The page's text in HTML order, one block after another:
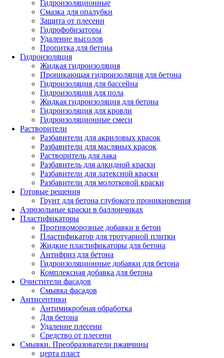
Гидроизоляционные
Смазка для опалубки
Защита от плесени
Гидрофобизаторы
Удаление высолов
Пропитка для бетона
Гидроизоляция
Жидкая гидроизоляция
Проникающая гидроизоляция для бетона
Гидроизоляция для бассейна
Гидроизоляция для пола
Жидкая гидроизоляция для бетона
Гидроизоляция для кровли
Гидроизоляционные смеси
Растворители
Разбавители для акриловых красок
Разбавители для масляных красок
Растворитель для лака
Разбавитель для алкидной краски
Разбавители для латексной краски
Разбавители для молотковой краски
Готовые решения
Грунт для бетона глубокого проникновения
Аэрозольные краски в баллончиках
Пластификаторы
Противоморозные добавки в бетон
Пластификатор для тротуарной плитки
Жидкие пластификаторы для бетона
Антифриз для бетона
Гидроизоляционные добавки для бетона
Комплексная добавка для бетона
Очистители фасадов
Смывка фасадов
Антисептики
Антимикробная обработка
Для бетона
Удаление плесени
Средство от плесени
Смывки. Преобразователи ржавчины
церта пласт